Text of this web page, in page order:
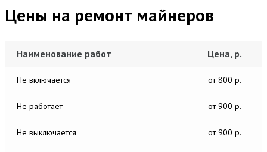
Цены на ремонт майнеров
Наименование работ Цена, р.
Не включается от 800 р.
Не работает от 900 р.
Не выключается от 900 р.